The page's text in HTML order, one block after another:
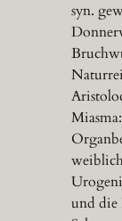
syn.
und die